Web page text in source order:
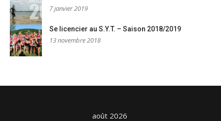
7 janvier 2019
Se licencier au S.Y.T. – Saison 2018/2019
13 novembre 2018
août 2026